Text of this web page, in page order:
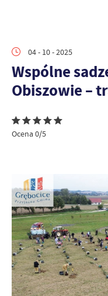
04 - 10 - 2025
Wspólne
Obiszowie –
Ocena 0/5